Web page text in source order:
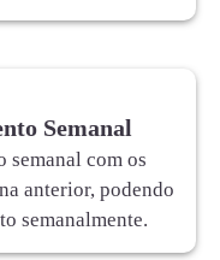
Semanal
semanal com os
anterior, podendo
semanalmente.